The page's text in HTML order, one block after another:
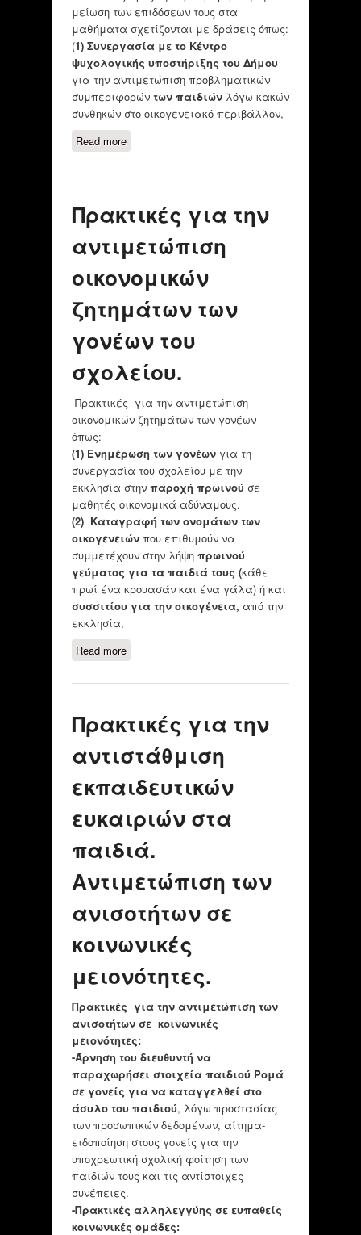
μείωση των επιδόσεων τους στα
μαθήματα σχετίζονται με δράσεις όπως:
(1) Συνεργασία με το Κέντρο
ψυχολογικής υποστήριξης του Δήμου
για την αντιμετώπιση προβληματικών
συμπεριφορών των παιδιώνλόγω κακών
συνθηκών στο οικογενειακό περιβάλλον,
Read moreabout Πρακτικές για την
των παιδιών σε μαθησιακό
Πρακτικές για την
αντιμετώπιση
οικονομικών
ζητημάτων των
γονέων του
σχολείου.
Πρακτικές για την αντιμετώπιση
οικονομικών ζητημάτων των γονέων
όπως:
(1) Ενημέρωση των γονέων για τη
συνεργασία του σχολείου με την
εκκλησία στην παροχή πρωινούσε
μαθητές οικονομικά αδύναμους.
(2) Καταγραφή των ονομάτων των
οικογενειών που επιθυμούν να
συμμετέχουν στην λήψηπρωινού
γεύματος για τα παιδιά τους (κάθε
πρωί ένα κρουασάν και ένα γάλα) ή και
συσσιτίου για την οικογένεια, από την
εκκλησία,
Read moreabout Πρακτικές για την
ζητημάτων των γονέων του
Πρακτικές για την
αντιστάθμιση
εκπαιδευτικών
ευκαιριών στα
παιδιά.
Αντιμετώπιση των
ανισοτήτων σε
κοινωνικές
μειονότητες.
Πρακτικές για την αντιμετώπιση των
ανισοτήτων σε κοινωνικές
μειονότητες:
-Άρνηση του διευθυντή να
παραχωρήσει στοιχεία παιδιού Ρομά
σε γονείς για να καταγγελθεί στο
άσυλο του παιδιού, λόγω προστασίας
των προσωπικών δεδομένων, αίτημα-
ειδοποίηση στους γονείς για την
υποχρεωτική σχολική φοίτηση των
παιδιών τους και τις αντίστοιχες
συνέπειες.
-Πρακτικές αλληλεγγύης σε ευπαθείς
κοινωνικές ομάδες: